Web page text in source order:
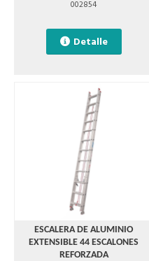
002854
Detalle
ESCALERA DE ALUMINIO
EXTENSIBLE 44 ESCALONES
REFORZADA